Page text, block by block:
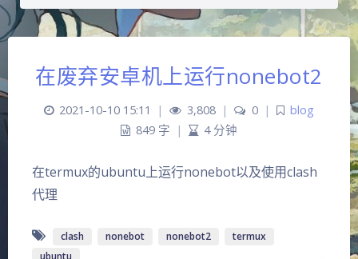
Sans Serif Serif
关闭 日落 暗化
在废弃安卓机上运行nonebot2
2021-10-10 15:11 | 3,808 | 0 |
blog
849 字
| 4 分钟
在termux的ubuntu上运行nonebot以及使用clash
代理
clash nonebot nonebot2
termux